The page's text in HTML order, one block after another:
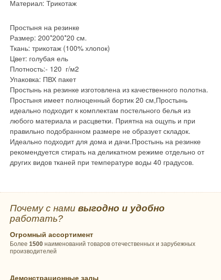
Материал: Трикотаж
Простыня на резинке
Размер: 200*200*20 см.
Ткань: трикотаж (100% хлопок)
Цвет: голубая ель
Плотность:- 120 г/м2
Упаковка: ПВХ пакет
Простынь на резинке изготовлена из качественного полотна.
Простыня имеет полноценный бортик 20 см,Простынь
идеально подходит к комплектам постельного белья из
любого материала и расцветки. Приятна на ощупь и при
правильно подобранном размере не образует складок.
Идеально подходит для дома и дачи.Простынь на резинке
рекомендуется стирать на деликатном режиме отдельно от
других видов тканей при температуре воды 40 градусов.
Почему с нами выгодно и удобно
работать?
Огромный ассортимент
Более 1500 наименований товаров отечественных и зарубежных
производителей
Демонстрационные залы